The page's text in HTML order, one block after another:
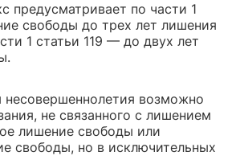
предусматривает по части 1
свободы до трех лет лишения
1 статьи 119 — до двух лет
несовершеннолетия возможно
не связанного с лишением
лишение свободы или
свободы, но в исключительных